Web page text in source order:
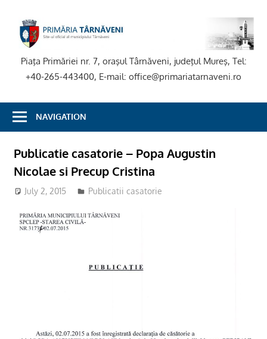
content
Piaţa Primăriei nr. 7, oraşul Târnăveni, judeţul Mureş, Tel:
+40-265-443400, E-mail: office@primariatarnaveni.ro
NAVIGATION
Publicatie casatorie – Popa Augustin
Nicolae si Precup Cristina
July 2, 2015 Publicatii casatorie